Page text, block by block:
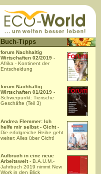
Buch-Tipps
forum Nachhaltig
Wirtschaften 02/2019 -
Afrika - Kontinent der
Entscheidung
forum Nachhaltig
Wirtschaften 01/2019 -
Schwerpunkt: Tierische
Geschäfte (Teil 3)
Andrea Flemmer: Ich
helfe mir selbst - Gicht -
Die erfolgreiche Reihe geht
weiter: Alles über Gicht!
Aufbruch in eine neue
Arbeitswelt - B.A.U.M.-
Jahrbuch 2019 nimmt New
Work in den Blick